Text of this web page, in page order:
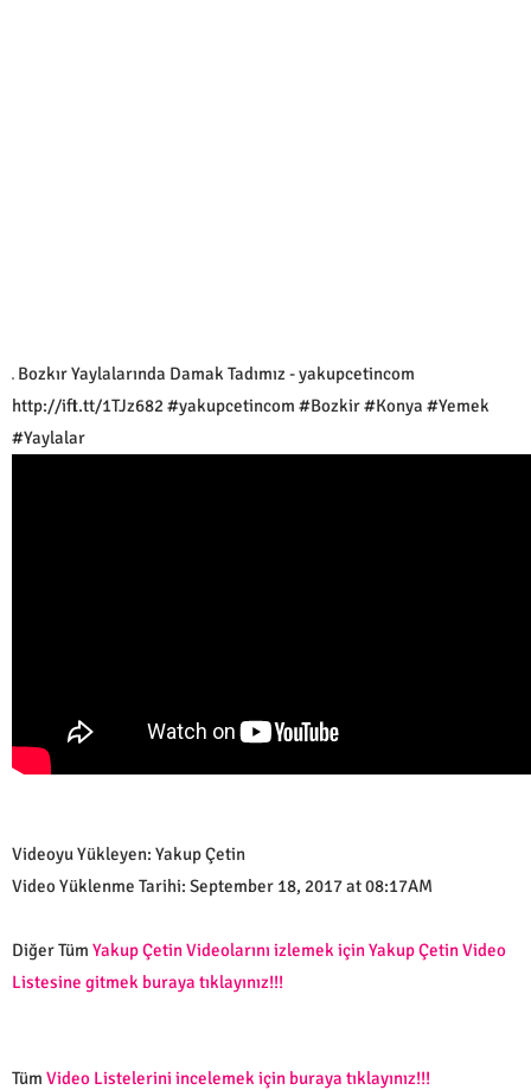
Bozkır Yaylalarında Damak Tadımız - yakupcetincom
http://ift.tt/1TJz682 #yakupcetincom #Bozkir #Konya #Yemek
#Yaylalar
Videoyu Yükleyen: Yakup Çetin
Video Yüklenme Tarihi: September 18, 2017 at 08:17AM
Diğer Tüm Yakup Çetin Videolarını izlemek için Yakup Çetin Video
Listesine gitmek buraya tıklayınız!!!
Tüm Video Listelerini incelemek için buraya tıklayınız!!!